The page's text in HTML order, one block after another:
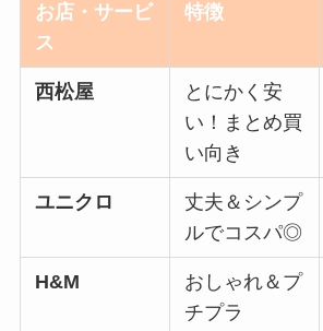
お店・サービ
ス
特徴
西松屋
とにかく安
い！まとめ買
い向き
ユニクロ
丈夫＆シンプ
ルでコスパ◎
H&M
おしゃれ＆プ
チプラ